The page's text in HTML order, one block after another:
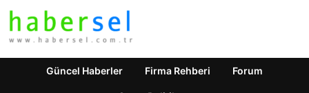
Güncel Haberler Firma Rehberi Forum